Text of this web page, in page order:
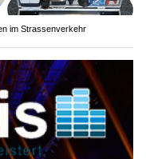
im Strassenverkehr